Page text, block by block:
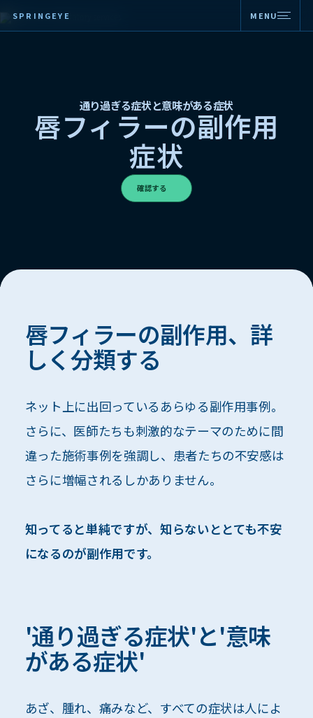
SPRINGEYE MENU
通り過ぎる症状と意味がある症状
唇フィラーの副作用
症状
確認する
唇フィラーの副作用、詳
しく分類する
ネット上に出回っているあらゆる副作用事例。
さらに、医師たちも刺激的なテーマのために間
違った施術事例を強調し、患者たちの不安感は
さらに増幅されるしかありません。
知ってると単純ですが、知らないととても不安
になるのが副作用です。
'通り過ぎる症状'と'意味
がある症状'
あざ、腫れ、痛みなど、すべての症状は人によ